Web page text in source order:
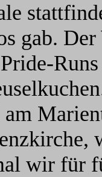
gab.
am
wir für